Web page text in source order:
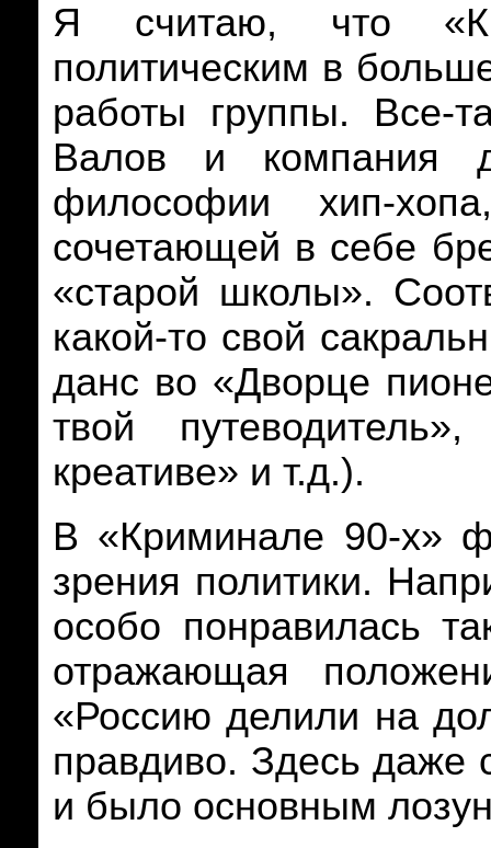
Я считаю, что
политическим в
работы группы. Все-
Валов и компания
философии хип-
сочетающей в себе
«старой школы».
какой-то свой
данс во «Дворце
твой
креативе» и т.д.).
В «Криминале 90-х»
зрения политики.
особо понравилась
отражающая
«Россию делили на
правдиво. Здесь даже
и было основным